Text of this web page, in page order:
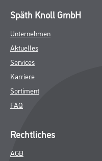
Späth Knoll GmbH
Unternehmen
Aktuelles
Services
Karriere
Sortiment
FAQ
Rechtliches
AGB